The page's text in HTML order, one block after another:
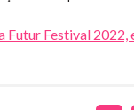
Futur Festival 2022,